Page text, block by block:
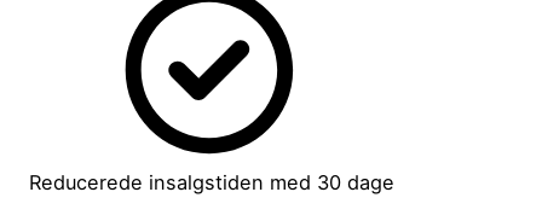
Reducerede insalgstiden med 30 dage